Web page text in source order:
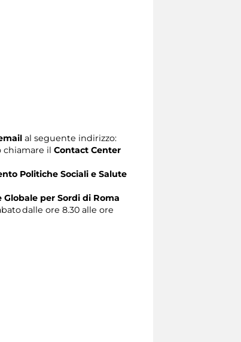
al seguente indirizzo:
chiamare il Contact Center
Politiche Sociali e Salute
Globale per Sordi di Roma
dalle ore 8.30 alle ore